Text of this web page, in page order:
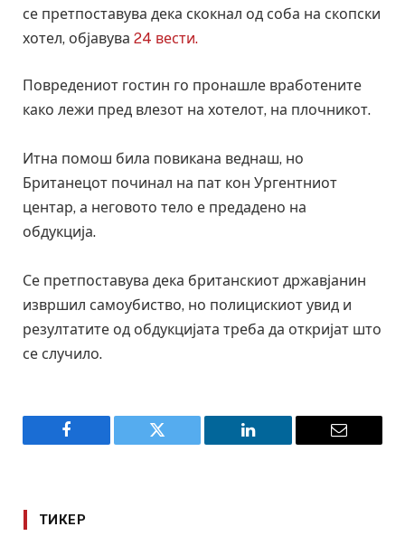
се претпоставува дека скокнал од соба на скопски
хотел, објавува 24 вести.
Повредениот гостин го пронашле вработените
како лежи пред влезот на хотелот, на плочникот.
Итна помош била повикана веднаш, но
Британецот починал на пат кон Ургентниот
центар, а неговото тело е предадено на
обдукција.
Се претпоставува дека британскиот државјанин
извршил самоубиство, но полицискиот увид и
резултатите од обдукцијата треба да откријат што
се случило.
Facebook Twitter LinkedIn Email
ТИКЕР